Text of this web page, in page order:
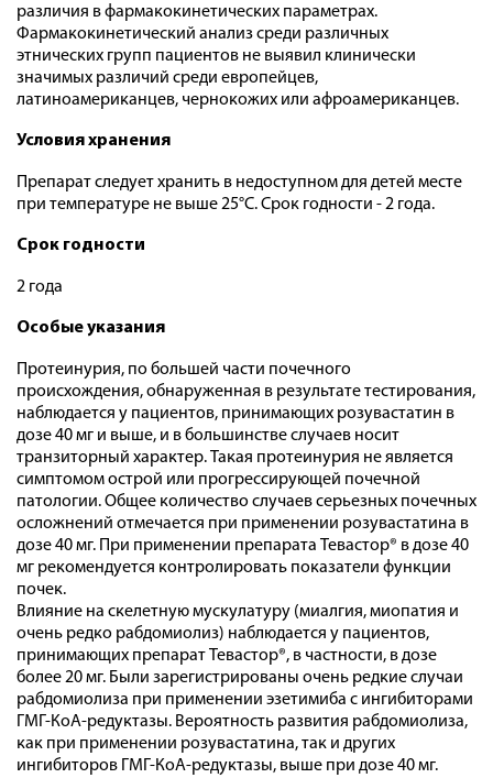
различия в фармакокинетических параметрах.
Фармакокинетический анализ среди различных
этнических групп пациентов не выявил клинически
значимых различий среди европейцев,
латиноамериканцев, чернокожих или афроамериканцев.
Условия хранения
Препарат следует хранить в недоступном для детей месте
при температуре не выше 25°С. Срок годности - 2 года.
Срок годности
2 года
Особые указания
Протеинурия, по большей части почечного
происхождения, обнаруженная в результате тестирования,
наблюдается у пациентов, принимающих розувастатин в
дозе 40 мг и выше, и в большинстве случаев носит
транзиторный характер. Такая протеинурия не является
симптомом острой или прогрессирующей почечной
патологии. Общее количество случаев серьезных почечных
осложнений отмечается при применении розувастатина в
дозе 40 мг. При применении препарата Тевастор® в дозе 40
мг рекомендуется контролировать показатели функции
почек.
Влияние на скелетную мускулатуру (миалгия, миопатия и
очень редко рабдомиолиз) наблюдается у пациентов,
принимающих препарат Тевастор®, в частности, в дозе
более 20 мг. Были зарегистрированы очень редкие случаи
рабдомиолиза при применении эзетимиба с ингибиторами
ГМГ-КоА-редуктазы. Вероятность развития рабдомиолиза,
как при применении розувастатина, так и других
ингибиторов ГМГ-КоА-редуктазы, выше при дозе 40 мг.